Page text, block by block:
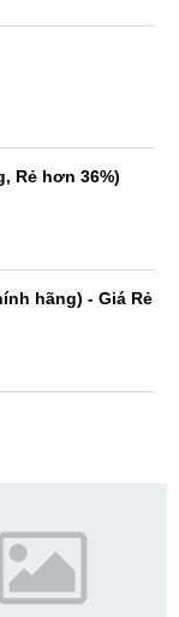
Rẻ hơn 36%)
hãng) - Giá Rẻ